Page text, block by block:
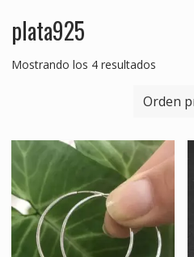
plata925
Mostrando los 4 resultados